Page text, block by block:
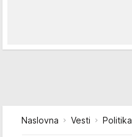
Naslovna Vesti Politika